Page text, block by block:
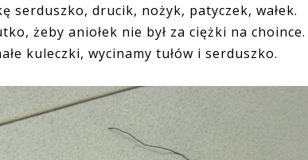
serduszko, drucik, nożyk, patyczek, wałek.
żeby aniołek nie był za ciężki na choince.
kuleczki, wycinamy tułów i serduszko.